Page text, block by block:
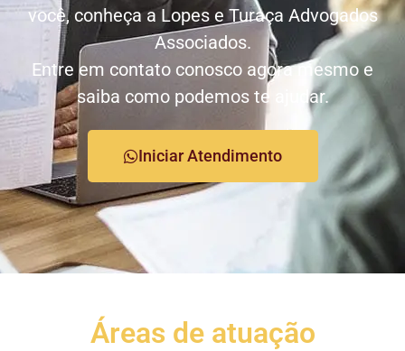
você, conheça a Lopes e Turaça Advogados
Associados.
Entre em contato conosco agora mesmo e
saiba como podemos te ajudar.
Iniciar Atendimento
Áreas de atuação